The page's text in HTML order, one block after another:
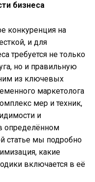
бизнеса
конкуренция на
и для
требуется не только
но и правильную
из ключевых
маркетолога
мер и техник,
и
определённом
статье мы подробно
какие
включается в её